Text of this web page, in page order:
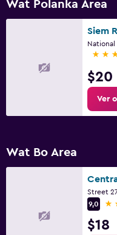
Wat Polanka Area
Siem
3
$20
Ver
Wat Bo Area
9,0
4
$18